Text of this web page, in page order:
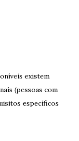
existem
(pessoas com
específicos